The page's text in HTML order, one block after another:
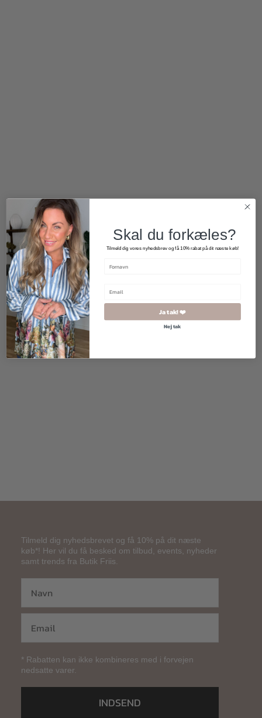
270,00kr. 480,00kr.
Tilmeld dig nyhedsbrevet og få 10% på dit næste
køb*! Her vil du få besked om tilbud, events, nyheder
samt trends fra Butik Friis.
* Rabatten kan ikke kombineres med i forvejen
nedsatte varer.
INDSEND
Skal du forkæles?
Tilmeld dig vores nyhedsbrev og få 10% rabat på dit næste køb!
Ja tak! ❤️
Nej tak